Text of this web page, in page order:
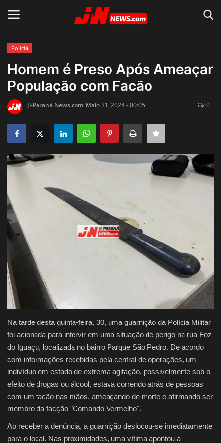
Home
Contato
Acidente
Notícias do Mundo
Política
Justiça
Brasil
Educação
Galeria
Polícia
Homem é Preso Após Ameaçar
População com Facão
Ji-Paraná News.com Maio 31, 2024 - 00:05 0
Na tarde desta quinta-feira, 30, uma guarnição da Polícia Militar
foi acionada para intervir em uma situação de perigo na rua Foz
do Iguaçu, localizada no bairro Parque São Pedro. De acordo
com informações recebidas pela central de operações, um
indivíduo em estado de extrema agitação, possivelmente sob o
efeito de drogas ou álcool, estava correndo atrás de pessoas
com um facão nas mãos, ameaçando de morte e afirmando ser
membro da facção "Comando Vermelho".
Ao receber a denúncia, a guarnição deslocou-se imediatamente
para o local. Nas proximidades, uma vítima apontou a